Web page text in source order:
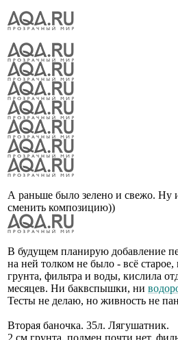
А раньше было зелено и свежо. Ну
сменить композицию))
В будущем планирую добавление
на ней толком не было - всё старое,
грунта, фильтра и воды, кислила
месяцев. Ни баквспышки, ни
Тесты не делаю, но живность не
Вторая баночка. 35л. Лягушатник.
2 см грунта, подмен почти нет,